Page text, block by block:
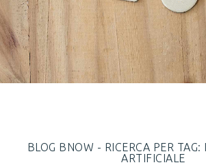
BLOG BNOW - RICERCA PER TAG:
ARTIFICIALE